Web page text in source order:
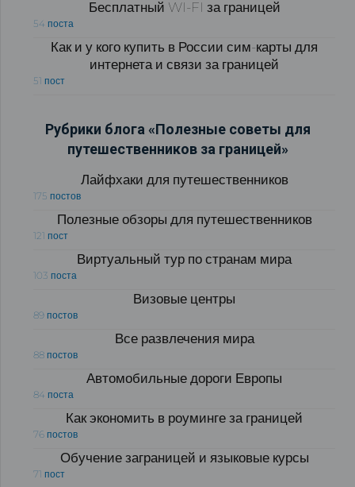
Бесплатный WI-FI за границей
54 поста
Как и у кого купить в России сим-карты для
интернета и связи за границей
51 пост
Рубрики блога «Полезные советы для
путешественников за границей»
Лайфхаки для путешественников
175 постов
Полезные обзоры для путешественников
121 пост
Виртуальный тур по странам мира
103 поста
Визовые центры
89 постов
Все развлечения мира
88 постов
Автомобильные дороги Европы
84 поста
Как экономить в роуминге за границей
76 постов
Обучение заграницей и языковые курсы
71 пост